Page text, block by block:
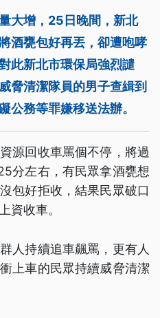
大增，25日晚間，新北
酒甕包好再丟，卻遭咆哮
此新北市環保局強烈譴
脅清潔隊員的男子查緝到
公務等罪嫌移送法辦。
源回收車罵個不停，將過
分左右，有民眾拿酒甕想
包好拒收，結果民眾破口
資收車。
人持續追車飆罵，更有人
上車的民眾持續威脅清潔